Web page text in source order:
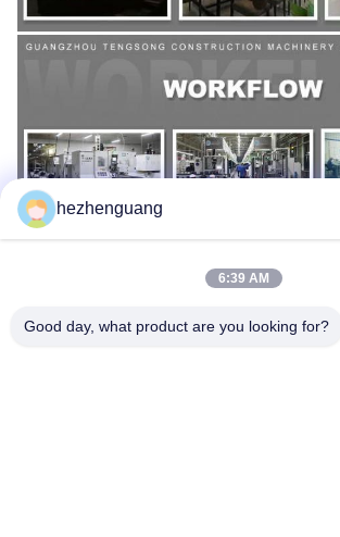
hezhenguang
6:39 AM
Good day, what product are you looking for?